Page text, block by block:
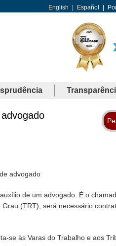
English Español
advogado
de um advogado. É o
(TRT), será necessário
se às Varas do Trabalho e aos